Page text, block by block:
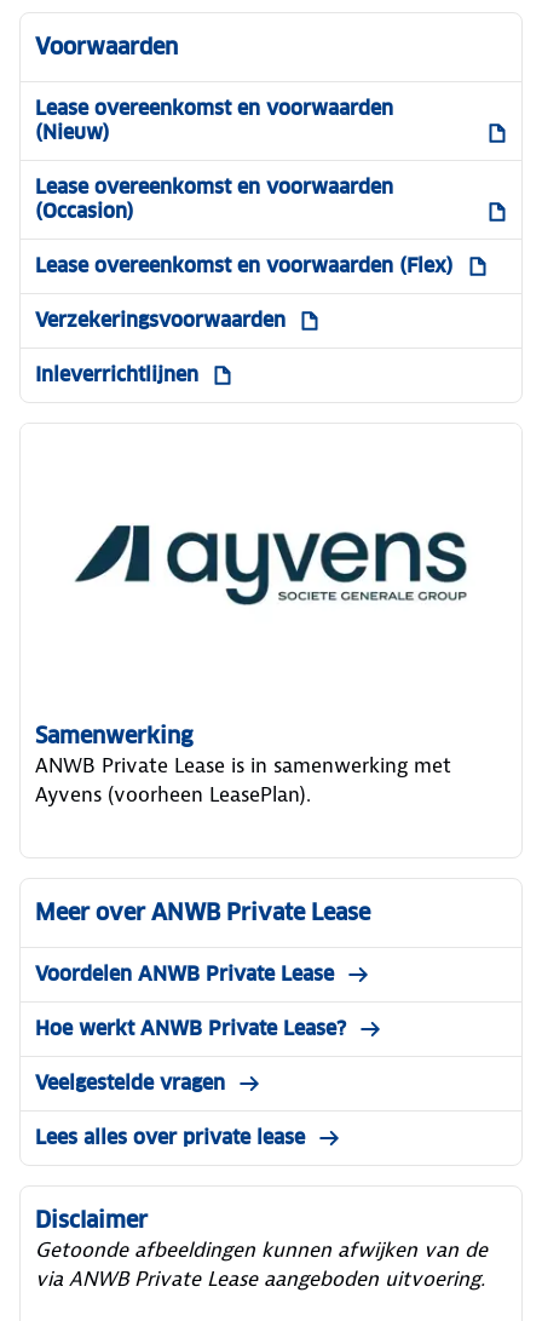
Voorwaarden
Lease overeenkomst en voorwaarden
(Nieuw)
Lease overeenkomst en voorwaarden
(Occasion)
Lease overeenkomst en voorwaarden (Flex)
Verzekeringsvoorwaarden
Inleverrichtlijnen
Samenwerking
ANWB Private Lease is in samenwerking met
Ayvens (voorheen LeasePlan).
Meer over ANWB Private Lease
Voordelen ANWB Private Lease
Hoe werkt ANWB Private Lease?
Veelgestelde vragen
Lees alles over private lease
Disclaimer
Getoonde afbeeldingen kunnen afwijken van de
via ANWB Private Lease aangeboden uitvoering.